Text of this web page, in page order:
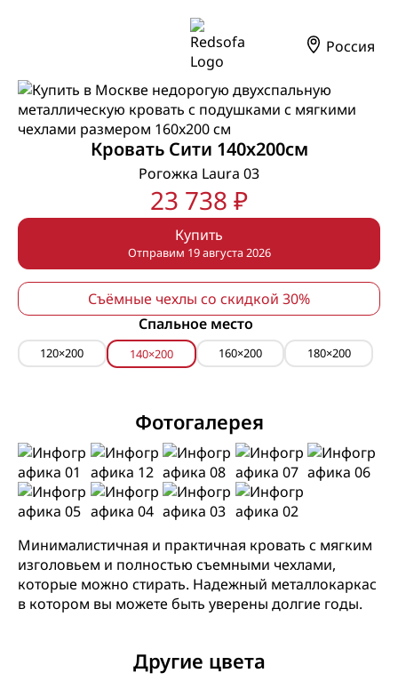
Россия
Кровать Сити 140х200см
Рогожка Laura 03
23 738 ₽
Купить
Отправим 19 августа 2026
Съёмные чехлы со скидкой 30%
Спальное место
120×200 140×200 160×200 180×200
Фотогалерея
Минималистичная и практичная кровать с мягким
изголовьем и полностью съемными чехлами,
которые можно стирать. Надежный металлокаркас
в котором вы можете быть уверены долгие годы.
Другие цвета